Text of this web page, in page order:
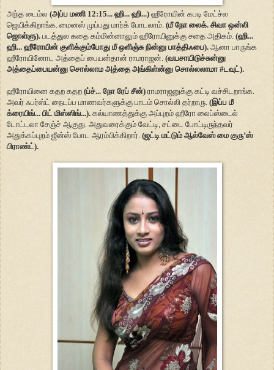
அந்த டைம்ல (அப்ப மணி 12:15... ஹி... ஹி...) ஹீரோயின் கபடி மேட்ச்ல
ஜெயிக்கிறாங்க. மைனஸ் முப்பது மார்க் போடலாம். (மீ நோ லைக். சிவா ஒன்லி
ஜொள்ளு). படத்துல கதை கம்மின்னாலும் ஹீரோயினுக்கு சதை அதிகம். (ஹி...
ஹி... ஹீரோயின் குளிக்கும்போது மீ ஒளிஞ்சு நின்னு பாத்திஃபை). ஆனா பாருங்க
ஹீரோயினோட அத்தைப் பையன்தான் ராமராஜன். (வயசாயிடுச்சுன்னு
அத்தைப்பையன்னு சொல்லாம அத்தை அங்கிள்ன்னு சொல்லலாமா #டவுட்).
ஹீரோயினை கதற கதற (ப்ச்... நோ ரேப் சீன்) ராமராஜனுக்கு கட்டி வச்சிடறாங்க.
அவர் ஃபர்ஸ்ட் நைடப்ப மாணவர்களுக்கு பாடம் சொல்லி தர்றாரு. (இப்ப மீ
க்ரையிங்... பிட் மிஸ்ஸிங்...). கல்யாணத்துக்கு அப்புறம் ஹீரோ லைப்ஸ்டைல்
டோட்டலா சேஞ்ச் ஆகுது. அதுவரைக்கும் வேட்டி, சட்டை போட்டிருந்தவர்
அதுக்கப்புறம் ஜீன்ஸ் போட ஆரம்பிக்கிறார். (ஜட்டி மட்டும் ஆல்வேஸ் மை குரு’ஸ்
பிராண்ட்).